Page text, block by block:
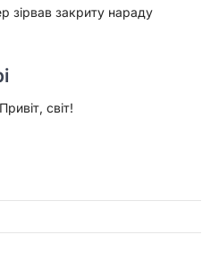
зірвав закриту нараду
Привіт, світ!